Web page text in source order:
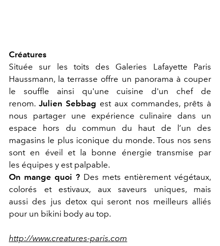
Créatures
Située sur les toits des Galeries Lafayette Paris
Haussmann, la terrasse offre un panorama à couper
le souffle ainsi qu'une cuisine d'un chef de
renom. Julien Sebbag est aux commandes, prêts à
nous partager une expérience culinaire dans un
espace hors du commun du haut de l’un des
magasins le plus iconique du monde. Tous nos sens
sont en éveil et la bonne énergie transmise par
les équipes y est palpable.
On mange quoi ? Des mets entièrement végétaux,
colorés et estivaux, aux saveurs uniques, mais
aussi des jus detox qui seront nos meilleurs alliés
pour un bikini body au top.
http://www.creatures-paris.com